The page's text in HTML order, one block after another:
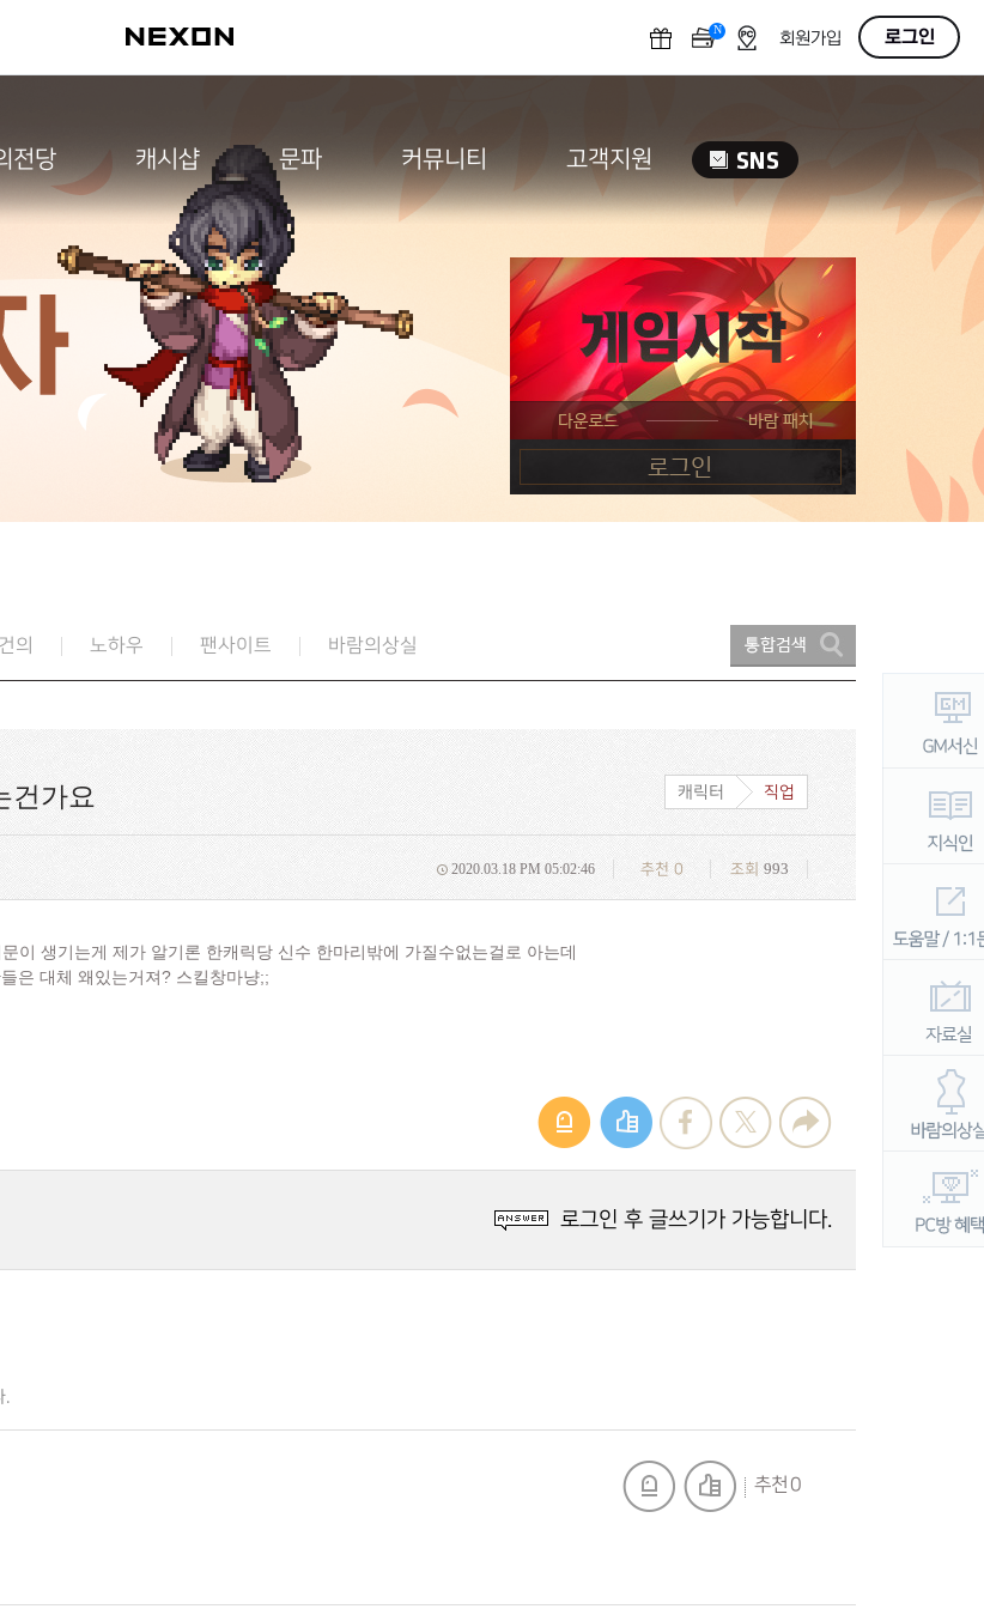
N OFF회원가입 로그인
전당 캐시샵 문파 커뮤니티 고객지원
건의 노하우 팬사이트 바람의상실
건가요 캐릭터 직업
조회993
추천0
2020.03.18 PM 05:02:46
이 생기는게 제가 알기론 한캐릭당 신수 한마리밖에 가질수없는걸로 아는데
은 대체 왜있는거져? 스킬창마냥;;
로그인 후 글쓰기가 가능합니다.
.
추천 0